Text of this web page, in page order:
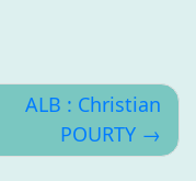
ALB : Christian
POURTY